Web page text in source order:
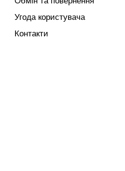
Угода користувача
Контакти